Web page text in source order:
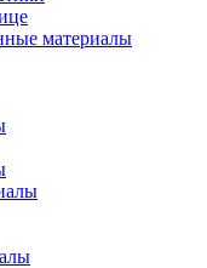
материалы